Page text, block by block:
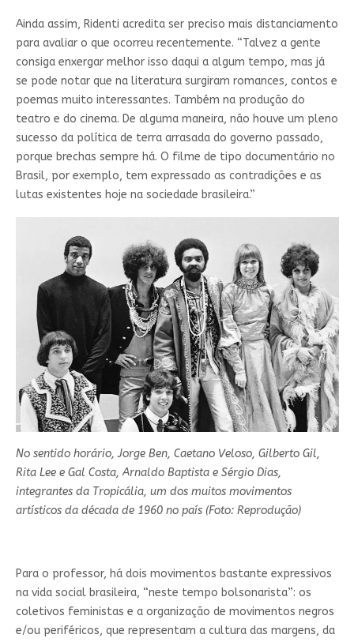
Ainda assim, Ridenti acredita ser preciso mais distanciamento
para avaliar o que ocorreu recentemente. “Talvez a gente
consiga enxergar melhor isso daqui a algum tempo, mas já
se pode notar que na literatura surgiram romances, contos e
poemas muito interessantes. Também na produção do
teatro e do cinema. De alguma maneira, não houve um pleno
sucesso da política de terra arrasada do governo passado,
porque brechas sempre há. O filme de tipo documentário no
Brasil, por exemplo, tem expressado as contradições e as
lutas existentes hoje na sociedade brasileira.”
No sentido horário, Jorge Ben, Caetano Veloso, Gilberto Gil,
Rita Lee e Gal Costa, Arnaldo Baptista e Sérgio Dias,
integrantes da Tropicália, um dos muitos movimentos
artísticos da década de 1960 no país (Foto: Reprodução)
Para o professor, há dois movimentos bastante expressivos
na vida social brasileira, “neste tempo bolsonarista”: os
coletivos feministas e a organização de movimentos negros
e/ou periféricos, que representam a cultura das margens, da